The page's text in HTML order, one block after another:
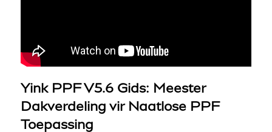
Yink PPF V5.6 Gids: Meester
Dakverdeling vir Naatlose PPF
Toepassing